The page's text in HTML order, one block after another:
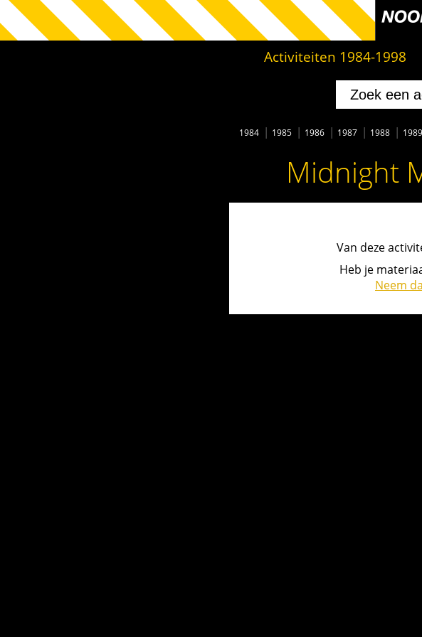
Activiteiten 1984-1998
1984 1985 1986 1987 1988 1989
Midnight
Van deze
Heb je
Neem